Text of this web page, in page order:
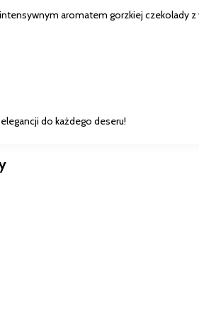
intensywnym aromatem gorzkiej czekolady
do każdego deseru!